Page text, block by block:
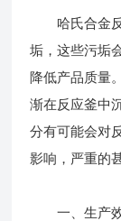
哈氏合金反
垢，这些污垢
降低产品质量
渐在反应釜中
分有可能会对
影响，严重的
一、生产效